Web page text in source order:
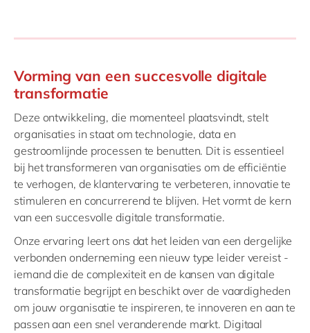
Vorming van een succesvolle digitale
transformatie
Deze ontwikkeling, die momenteel plaatsvindt, stelt
organisaties in staat om technologie, data en
gestroomlijnde processen te benutten. Dit is essentieel
bij het transformeren van organisaties om de efficiëntie
te verhogen, de klantervaring te verbeteren, innovatie te
stimuleren en concurrerend te blijven. Het vormt de kern
van een succesvolle digitale transformatie.
Onze ervaring leert ons dat het leiden van een dergelijke
verbonden onderneming een nieuw type leider vereist -
iemand die de complexiteit en de kansen van digitale
transformatie begrijpt en beschikt over de vaardigheden
om jouw organisatie te inspireren, te innoveren en aan te
passen aan een snel veranderende markt. Digitaal